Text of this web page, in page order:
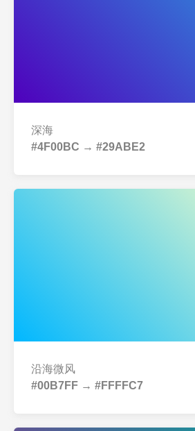
深海
#4F00BC → #29ABE2
沿海微风
#00B7FF → #FFFFC7